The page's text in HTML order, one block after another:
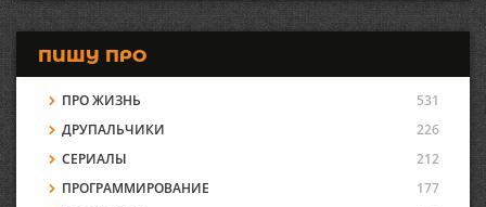
ПИШУ ПРО
ПРО ЖИЗНЬ
531
ДРУПАЛЬЧИКИ
226
СЕРИАЛЫ
212
ПРОГРАММИРОВАНИЕ
177